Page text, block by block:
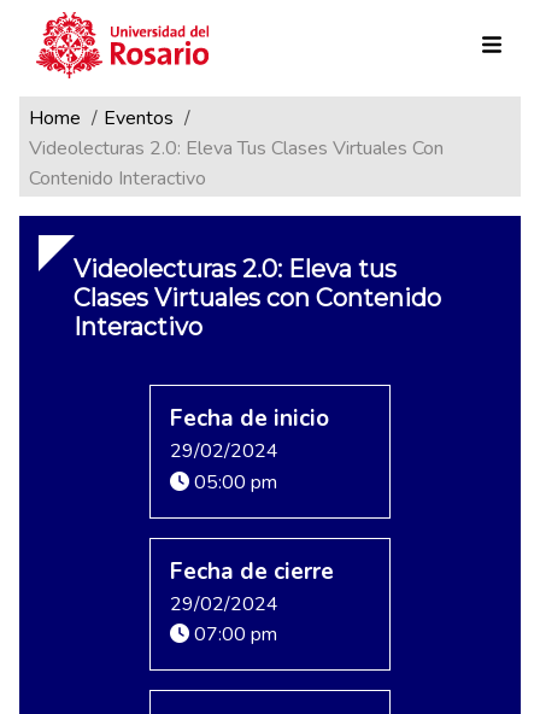
Pasar al contenido principal
Ruta de navegación
Home
Eventos
Videolecturas 2.0: Eleva Tus Clases Virtuales Con
Contenido Interactivo
Videolecturas 2.0: Eleva tus
Clases Virtuales con Contenido
Interactivo
Fecha de inicio
29/02/2024
05:00 pm
Fecha de cierre
29/02/2024
07:00 pm